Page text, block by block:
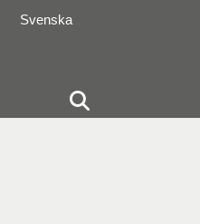
Svenska